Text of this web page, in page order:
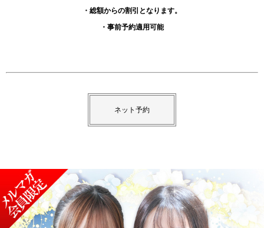
・総額からの割引となります。
・事前予約適用可能
ネット予約